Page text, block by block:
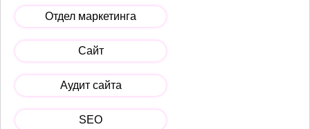
Отдел маркетинга
Сайт
Аудит сайта
SEO